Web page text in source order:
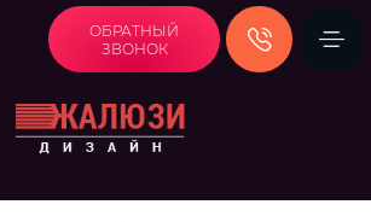
ОБРАТНЫЙ
ЗВОНОК